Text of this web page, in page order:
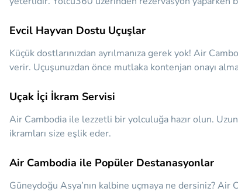
Evcil Hayvan Dostu Uçuşlar
Küçük dostlarınızdan ayrılmanıza gerek yok! Air
verir. Uçuşunuzdan önce mutlaka kontenjan onayı
Uçak İçi İkram Servisi
Air Cambodia ile lezzetli bir yolculuğa hazır olun.
ikramları size eşlik eder.
Air Cambodia ile Popüler Destanasyonlar
Güneydoğu Asya’nın kalbine uçmaya ne dersiniz? Air